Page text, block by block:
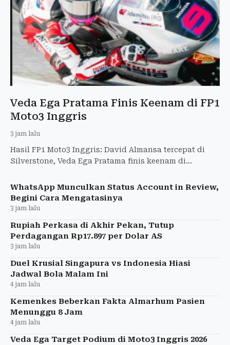
Veda Ega Pratama Finis Keenam di FP1
Moto3 Inggris
3 jam lalu
Hasil FP1 Moto3 Inggris: David Almansa tercepat di
Silverstone, Veda Ega Pratama finis keenam di
WhatsApp Munculkan Status Account in Review,
Begini Cara Mengatasinya
3 jam lalu
Rupiah Perkasa di Akhir Pekan, Tutup
Perdagangan Rp17.897 per Dolar AS
3 jam lalu
Duel Krusial Singapura vs Indonesia Hiasi
Jadwal Bola Malam Ini
4 jam lalu
Kemenkes Beberkan Fakta Almarhum Pasien
Menunggu 8 Jam
4 jam lalu
Veda Ega Target Podium di Moto3 Inggris 2026